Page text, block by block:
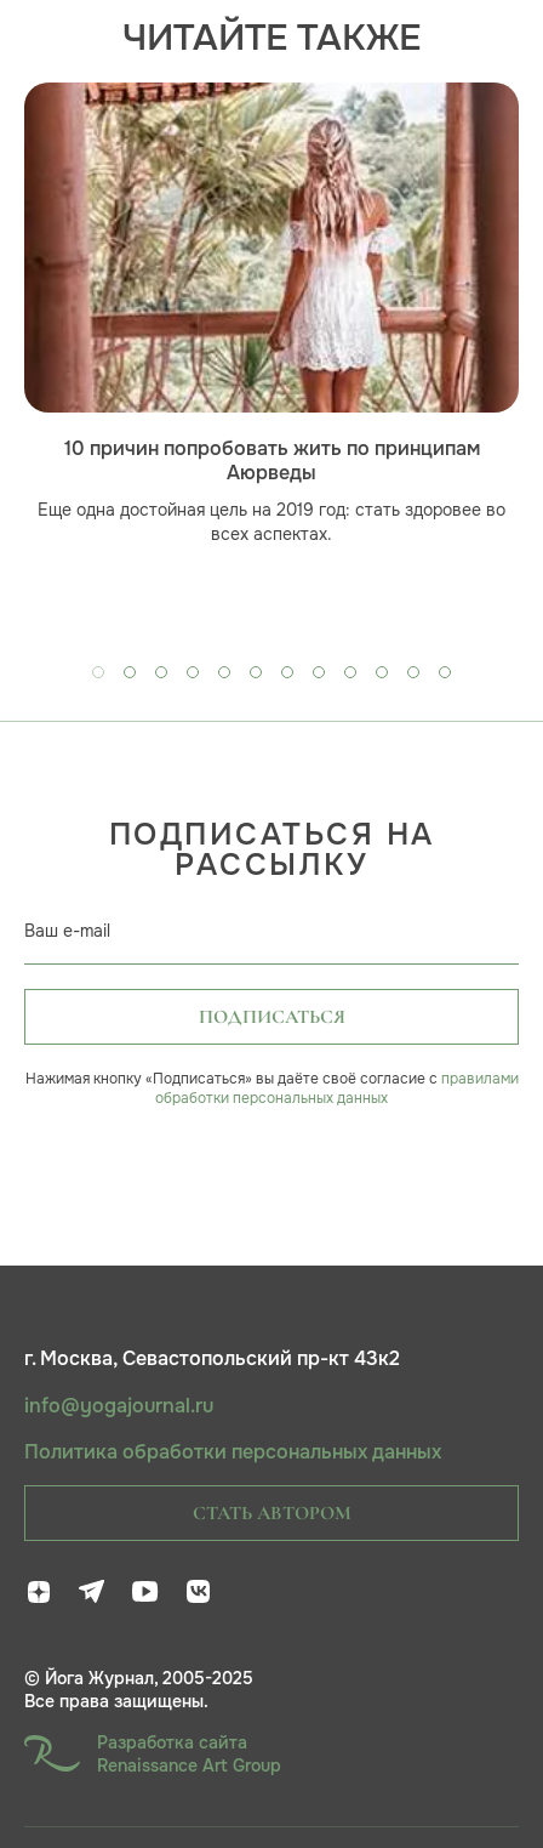
ЧИТАЙТЕ ТАКЖЕ
10 причин попробовать жить по принципам
Аюрведы
Еще одна достойная цель на 2019 год: стать здоровее во
всех аспектах.
ПОДПИСАТЬСЯ НА
РАССЫЛКУ
Ваш e-mail
ПОДПИСАТЬСЯ
Нажимая кнопку «Подписаться» вы даёте своё согласие с правилами
обработки персональных данных
г. Москва, Севастопольский пр-кт 43к2
info@yogajournal.ru
Политика обработки персональных данных
СТАТЬ АВТОРОМ
© Йога Журнал, 2005-2025
Все права защищены.
Разработка сайта
Renaissance Art Group